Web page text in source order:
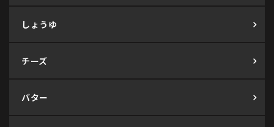
しょうゆ
チーズ
バター